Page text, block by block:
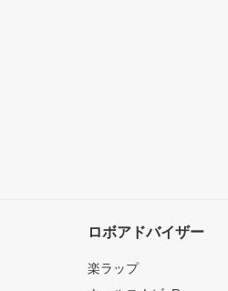
ロボアドバイザー
楽ラップ